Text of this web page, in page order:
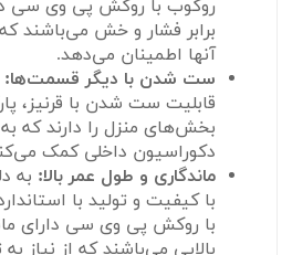
روکوب با روکش پی وی سی
برابر فشار و خش می‌باشند که
آنها اطمینان می‌دهد.
ست شدن با دیگر قسمت‌ها:
قابلیت ست شدن با قرنیز،
بخش‌های منزل را دارند که
دکوراسیون داخلی کمک
ماندگاری و طول عمر بالا: به
با کیفیت و تولید با
با روکش پی وی سی دارای
بالایی می‌باشند که از نیاز